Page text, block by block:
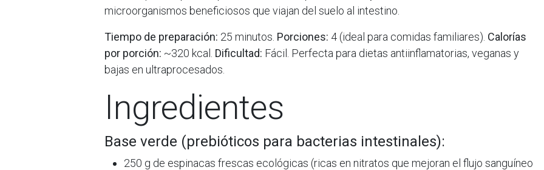
microorganismos beneficiosos que viajan del suelo al intestino.
Tiempo de preparación: 25 minutos. Porciones: 4 (ideal para comidas familiares). Calorías
por porción: ~320 kcal. Dificultad: Fácil. Perfecta para dietas antiinflamatorias, veganas y
bajas en ultraprocesados.
Ingredientes
Base verde (prebióticos para bacterias intestinales):
250 g de espinacas frescas ecológicas (ricas en nitratos que mejoran el flujo sanguíneo